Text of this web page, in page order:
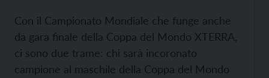
Con il Campionato Mondiale che funge anche
da gara finale della Coppa del Mondo XTERRA,
ci sono due trame: chi sarà incoronato
campione al maschile della Coppa del Mondo